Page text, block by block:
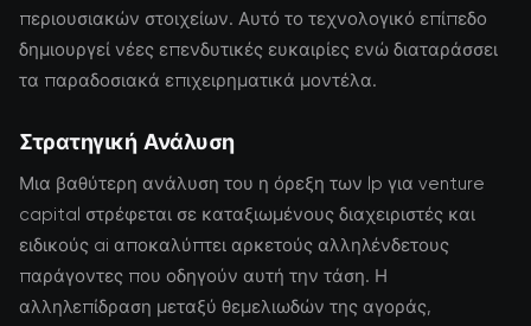
περιουσιακών στοιχείων. Αυτό το τεχνολογικό επίπεδο
δημιουργεί νέες επενδυτικές ευκαιρίες ενώ διαταράσσει
τα παραδοσιακά επιχειρηματικά μοντέλα.
Στρατηγική Ανάλυση
Μια βαθύτερη ανάλυση του η όρεξη των lp για venture
capital στρέφεται σε καταξιωμένους διαχειριστές και
ειδικούς ai αποκαλύπτει αρκετούς αλληλένδετους
παράγοντες που οδηγούν αυτή την τάση. Η
αλληλεπίδραση μεταξύ θεμελιωδών της αγοράς,